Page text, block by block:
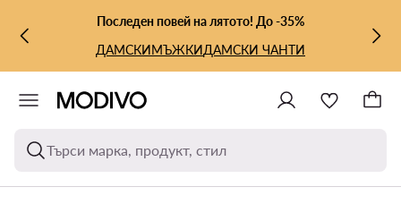
КЪМ ОСНОВНОТО СЪДЪРЖАНИЕ
КЪМ ТЪРСЕНЕПоследен повей на лятото! До -35%
ДАМСКИМЪЖКИДАМСКИ ЧАНТИ
Търси марка, продукт, стил